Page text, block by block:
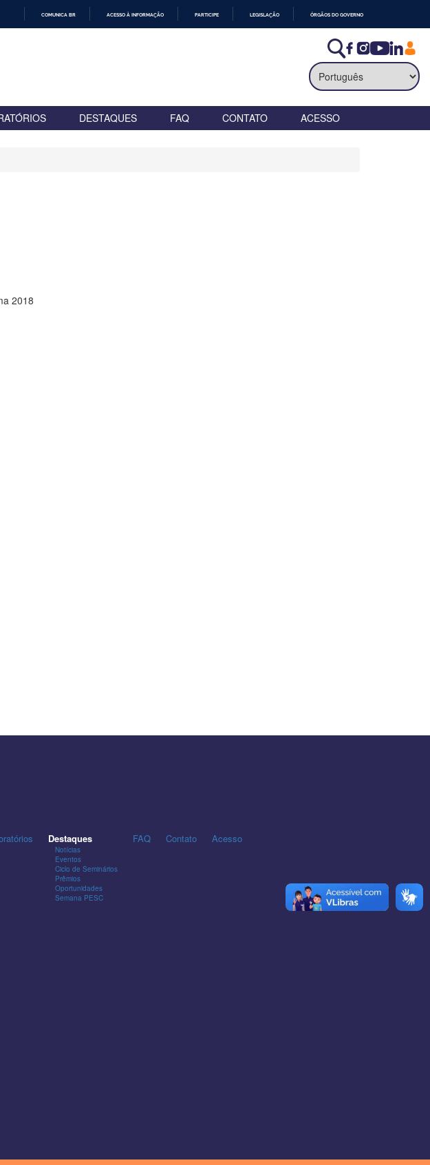
COMUNICA BR ACESSO À INFORMAÇÃO PARTICIPE LEGISLAÇÃO ÓRGÃOS DO GOVERNO
DESTAQUES FAQ CONTATO ACESSO
2018
Destaques
Notícias
Eventos
Ciclo de Seminários
Prêmios
Oportunidades
Semana PESC
FAQ Contato Acesso